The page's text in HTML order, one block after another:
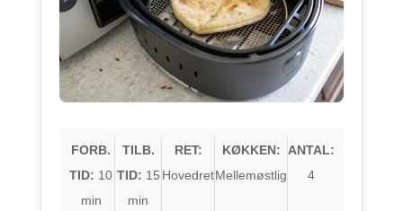
FORB.
TID: 10
min
TILB.
TID: 15
min
RET:
Hovedret
KØKKEN:
Mellemøstlig
ANTAL:
4